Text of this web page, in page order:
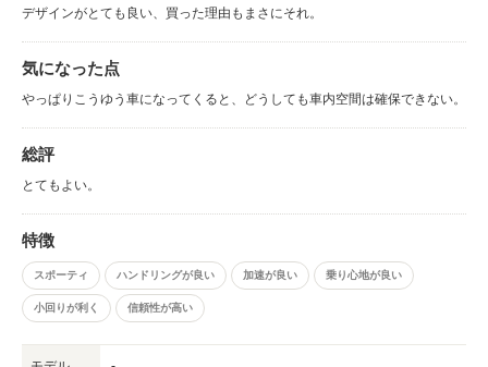
デザインがとても良い、買った理由もまさにそれ。
気になった点
やっぱりこうゆう車になってくると、どうしても車内空間は確保できない。
総評
とてもよい。
特徴
スポーティ ハンドリングが良い 加速が良い 乗り心地が良い
小回りが利く 信頼性が高い